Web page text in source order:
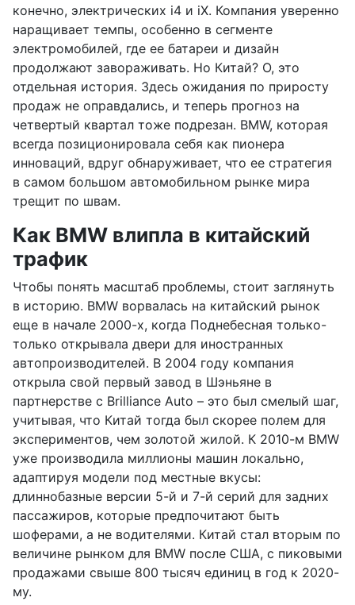
конечно, электрических i4 и iX. Компания уверенно
наращивает темпы, особенно в сегменте
электромобилей, где ее батареи и дизайн
продолжают завораживать. Но Китай? О, это
отдельная история. Здесь ожидания по приросту
продаж не оправдались, и теперь прогноз на
четвертый квартал тоже подрезан. BMW, которая
всегда позиционировала себя как пионера
инноваций, вдруг обнаруживает, что ее стратегия
в самом большом автомобильном рынке мира
трещит по швам.
Как BMW влипла в китайский
трафик
Чтобы понять масштаб проблемы, стоит заглянуть
в историю. BMW ворвалась на китайский рынок
еще в начале 2000-х, когда Поднебесная только-
только открывала двери для иностранных
автопроизводителей. В 2004 году компания
открыла свой первый завод в Шэньяне в
партнерстве с Brilliance Auto – это был смелый шаг,
учитывая, что Китай тогда был скорее полем для
экспериментов, чем золотой жилой. К 2010-м BMW
уже производила миллионы машин локально,
адаптируя модели под местные вкусы:
длиннобазные версии 5-й и 7-й серий для задних
пассажиров, которые предпочитают быть
шоферами, а не водителями. Китай стал вторым по
величине рынком для BMW после США, с пиковыми
продажами свыше 800 тысяч единиц в год к 2020-
му.